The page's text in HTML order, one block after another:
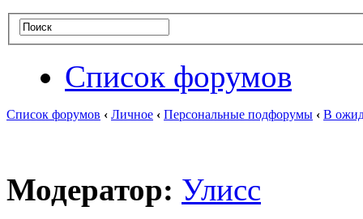
Список форумов
Список форумов ‹ Личное ‹ Персональные подфорумы ‹ В
Модератор: Улисс